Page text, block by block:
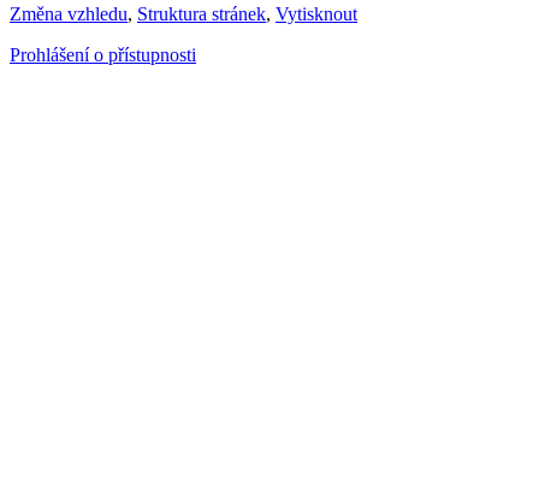
Změna vzhledu, Struktura stránek, Vytisknout
Prohlášení o přístupnosti